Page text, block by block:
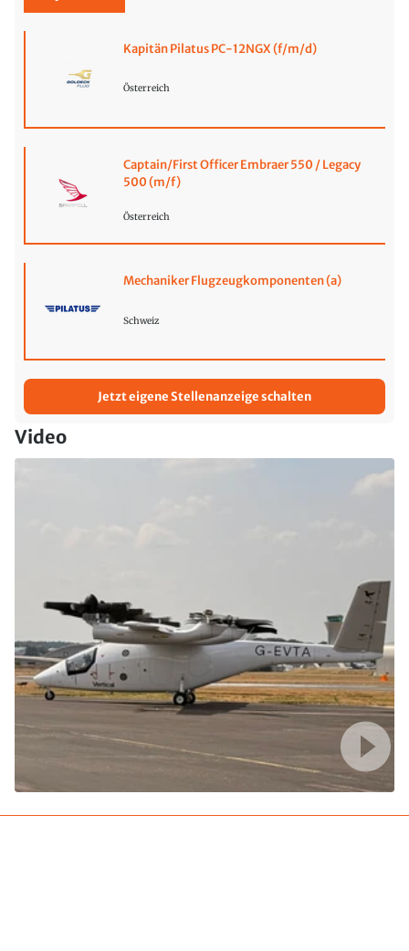
Kapitän Pilatus PC-12NGX (f/m/d)
Österreich
Captain/First Officer Embraer 550 / Legacy
500 (m/f)
Österreich
Mechaniker Flugzeugkomponenten (a)
Schweiz
Jetzt eigene Stellenanzeige schalten
Video